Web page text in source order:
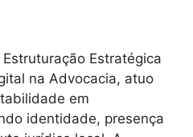
Estratégica
na Advocacia, atuo
em
identidade, presença